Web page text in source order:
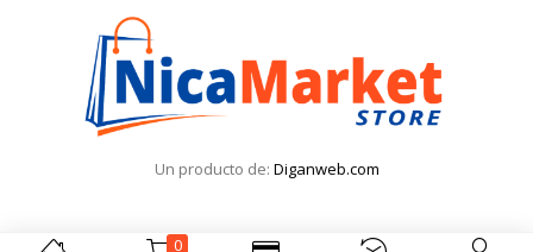
0
Un producto de: Diganweb.com